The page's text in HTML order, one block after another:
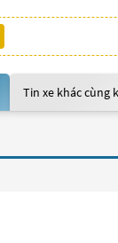
Tin xe khác cùng